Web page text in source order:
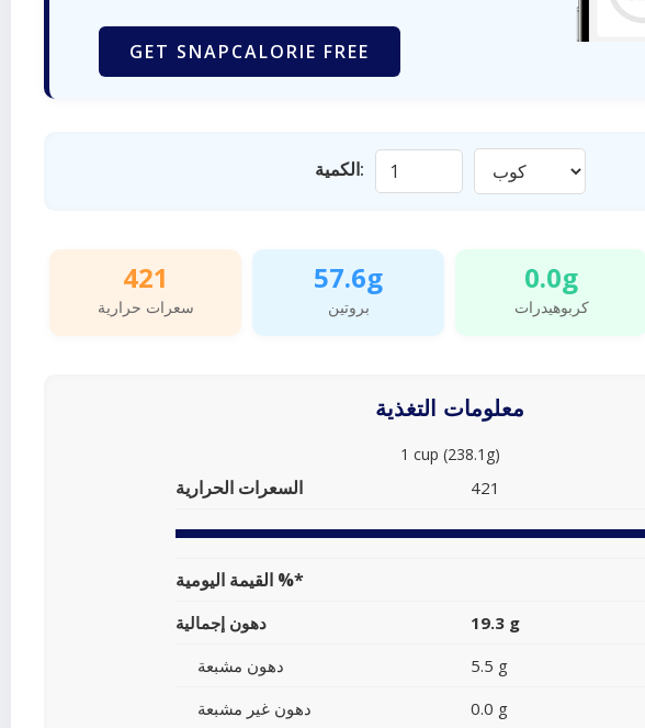
GET SNAPCALORIE FREE
الكمية:
421
سعرات حرارية
57.6g
بروتين
0.0g
كربوهيدرات
معلومات التغذية
1 cup (238.1g)
السعرات الحرارية 421
القيمة اليومية %*
دهون إجمالية 19.3 g
دهون مشبعة
5.5 g
دهون غير مشبعة
0.0 g